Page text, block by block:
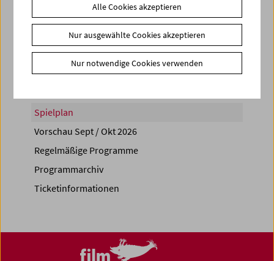
Spielplan
Vorschau Sept / Okt 2026
Regelmäßige Programme
Programmarchiv
Ticketinformationen
Alle Cookies akzeptieren
Nur ausgewählte Cookies akzeptieren
Nur notwendige Cookies verwenden